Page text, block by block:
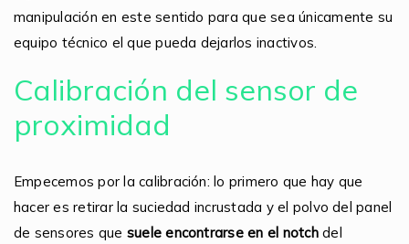
manipulación en este sentido para que sea únicamente su
equipo técnico el que pueda dejarlos inactivos.
Calibración del sensor de
proximidad
Empecemos por la calibración: lo primero que hay que
hacer es retirar la suciedad incrustada y el polvo del panel
de sensores que suele encontrarse en el notchdel